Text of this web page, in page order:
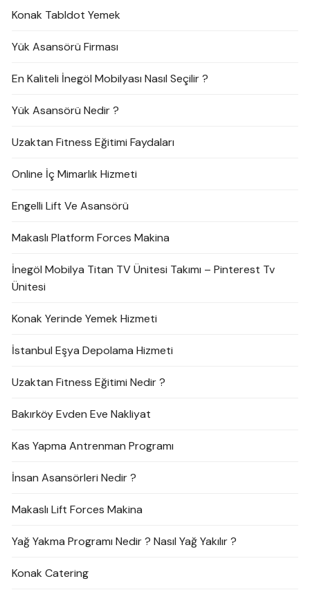
Konak Tabldot Yemek
Yük Asansörü Firması
En Kaliteli İnegöl Mobilyası Nasıl Seçilir ?
Yük Asansörü Nedir ?
Uzaktan Fitness Eğitimi Faydaları
Online İç Mimarlık Hizmeti
Engelli Lift Ve Asansörü
Makaslı Platform Forces Makina
İnegöl Mobilya Titan TV Ünitesi Takımı – Pinterest Tv
Ünitesi
Konak Yerinde Yemek Hizmeti
İstanbul Eşya Depolama Hizmeti
Uzaktan Fitness Eğitimi Nedir ?
Bakırköy Evden Eve Nakliyat
Kas Yapma Antrenman Programı
İnsan Asansörleri Nedir ?
Makaslı Lift Forces Makina
Yağ Yakma Programı Nedir ? Nasıl Yağ Yakılır ?
Konak Catering